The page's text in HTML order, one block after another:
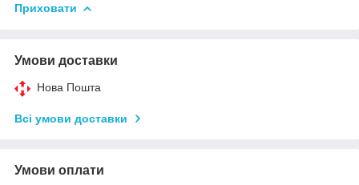
Приховати
Умови доставки
Нова Пошта
Всі умови доставки
Умови оплати